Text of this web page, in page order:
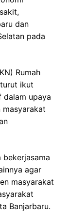
dan
pada
Rumah
ikut
dalam upaya
masyarakat
bekerjasama
agar
masyarakat
Banjarbaru.